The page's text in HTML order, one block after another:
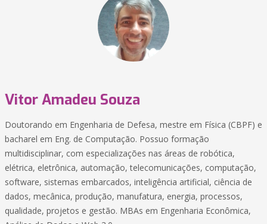
Vitor Amadeu Souza
Doutorando em Engenharia de Defesa, mestre em Física (CBPF) e
bacharel em Eng. de Computação. Possuo formação
multidisciplinar, com especializações nas áreas de robótica,
elétrica, eletrônica, automação, telecomunicações, computação,
software, sistemas embarcados, inteligência artificial, ciência de
dados, mecânica, produção, manufatura, energia, processos,
qualidade, projetos e gestão. MBAs em Engenharia Econômica,